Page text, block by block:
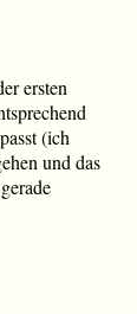
ersten
(ich
und das